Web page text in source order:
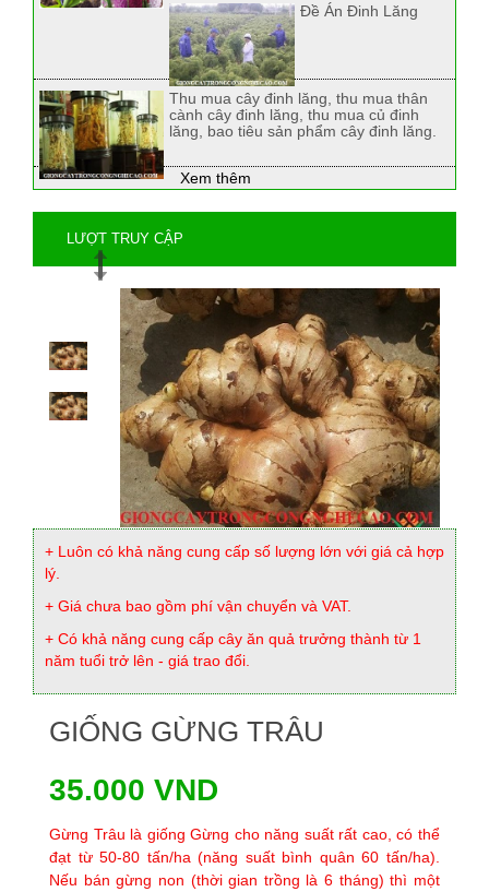
Đề Án Đinh Lăng
Thu mua cây đinh lăng, thu mua thân
cành cây đinh lăng, thu mua củ đinh
lăng, bao tiêu sản phẩm cây đinh lăng.
Xem thêm
LƯỢT TRUY CẬP
+ Luôn có khả năng cung cấp số lượng lớn với giá cả hợp
lý.
+ Giá chưa bao gồm phí vận chuyển và VAT.
+ Có khả năng cung cấp cây ăn quả trưởng thành từ 1
năm tuổi trở lên - giá trao đổi.
GIỐNG GỪNG TRÂU
35.000 VND
Gừng Trâu là giống Gừng cho năng suất rất cao, có thể
đạt từ 50-80 tấn/ha (năng suất bình quân 60 tấn/ha).
Nếu bán gừng non (thời gian trồng là 6 tháng) thì một